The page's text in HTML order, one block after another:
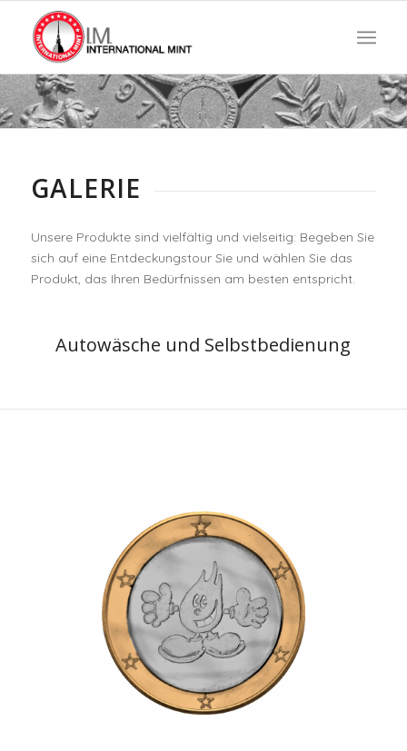
GALERIE
Unsere Produkte sind vielfältig und vielseitig: Begeben Sie
sich auf eine Entdeckungstour Sie und wählen Sie das
Produkt, das Ihren Bedürfnissen am besten entspricht.
Autowäsche und Selbstbedienung